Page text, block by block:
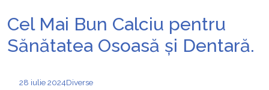
Cel Mai Bun Calciu pentru
Sănătatea Osoasă și Dentară.
28 iulie 2024Diverse